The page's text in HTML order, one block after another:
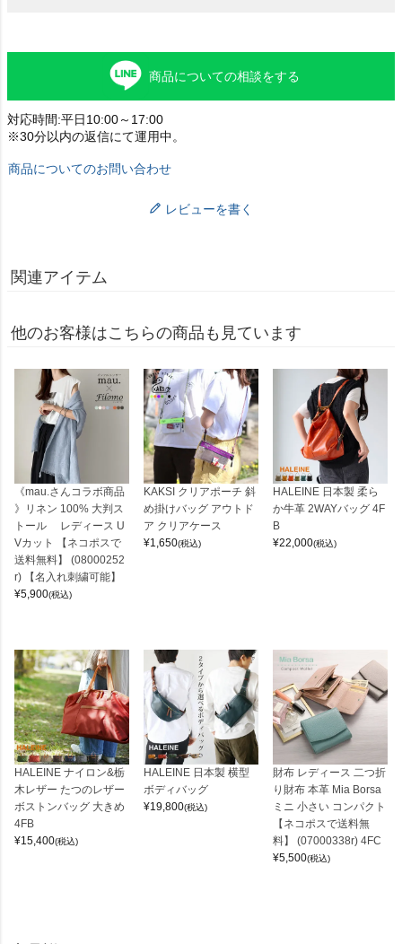
商品についての相談をする
対応時間:平日10:00～17:00
※30分以内の返信にて運用中。
商品についてのお問い合わせ
レビューを書く
関連アイテム
他のお客様はこちらの商品も見ています
《mau.さんコラボ商品
》リネン 100% 大判ス
トール レディース U
Vカット 【ネコポスで
送料無料】 (08000252
r) 【名入れ刺繍可能】
¥5,900(税込)
KAKSI クリアポーチ 斜
め掛けバッグ アウトド
ア クリアケース
¥1,650(税込)
HALEINE 日本製 柔ら
か牛革 2WAYバッグ 4F
B
¥22,000(税込)
HALEINE ナイロン&栃
木レザー たつのレザー
ボストンバッグ 大きめ
4FB
¥15,400(税込)
HALEINE 日本製 横型
ボディバッグ
¥19,800(税込)
財布 レディース 二つ折
り財布 本革 Mia Borsa
ミニ 小さい コンパクト
【ネコポスで送料無
料】 (07000338r) 4FC
¥5,500(税込)